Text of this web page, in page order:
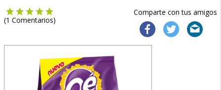
Comparte con tus amigos
(1 Comentarios)